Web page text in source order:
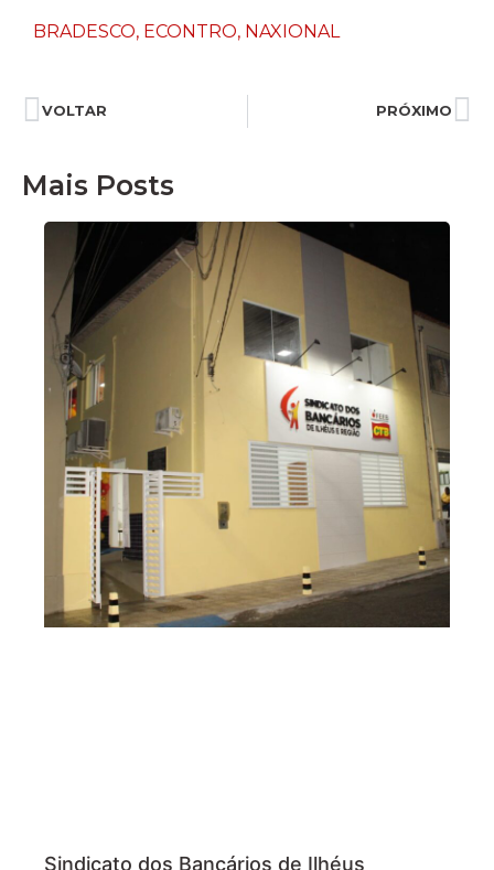
BRADESCO, ECONTRO, NAXIONAL
VOLTAR PRÓXIMO
Mais Posts
Sindicato dos Bancários de Ilhéus